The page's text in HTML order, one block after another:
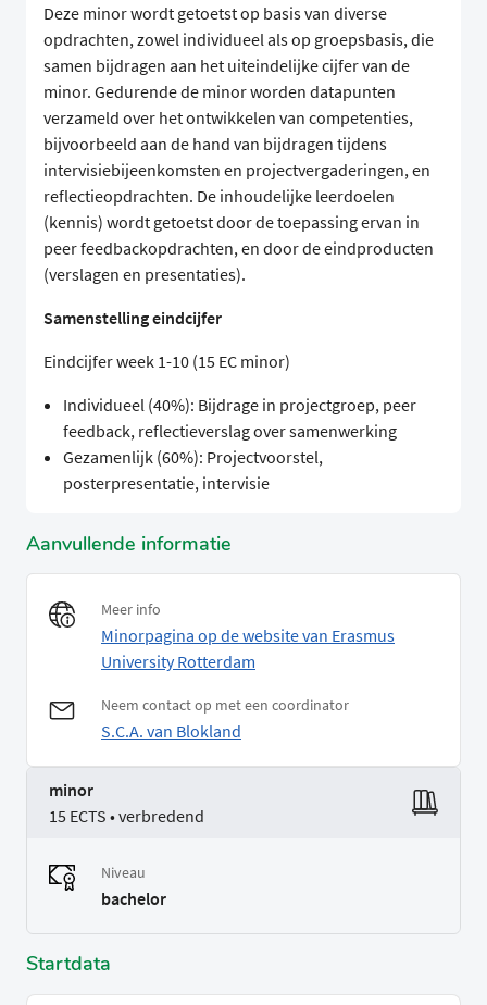
Deze minor wordt getoetst op basis van diverse
opdrachten, zowel individueel als op groepsbasis, die
samen bijdragen aan het uiteindelijke cijfer van de
minor. Gedurende de minor worden datapunten
verzameld over het ontwikkelen van competenties,
bijvoorbeeld aan de hand van bijdragen tijdens
intervisiebijeenkomsten en projectvergaderingen, en
reflectieopdrachten. De inhoudelijke leerdoelen
(kennis) wordt getoetst door de toepassing ervan in
peer feedbackopdrachten, en door de eindproducten
(verslagen en presentaties).
Samenstelling eindcijfer
Eindcijfer week 1-10 (15 EC minor)
Individueel (40%): Bijdrage in projectgroep, peer
feedback, reflectieverslag over samenwerking
Gezamenlijk (60%): Projectvoorstel,
posterpresentatie, intervisie
Aanvullende informatie
Meer info
Minorpagina op de website van Erasmus
University Rotterdam
Neem contact op met een coordinator
S.C.A. van Blokland
minor
15 ECTS • verbredend
Niveau
bachelor
Startdata